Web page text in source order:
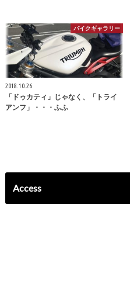
バイクギャラリー
2018.10.26
「ドゥカティ」じゃなく、「トライ
アンフ」・・・ふふ
Access